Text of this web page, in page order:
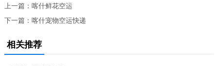
上一篇： 喀什鲜花空运
下一篇： 喀什宠物空运快递
相关推荐